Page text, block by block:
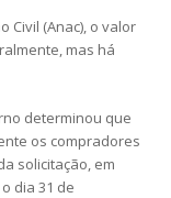
Civil (Anac), o valor
mas há
determinou que
os compradores
solicitação, em
dia 31 de